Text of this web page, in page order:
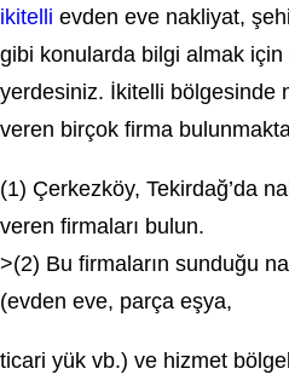
ikitelli evden eve nakliyat,
gibi konularda bilgi almak için
yerdesiniz. İkitelli bölgesinde
veren birçok firma
(1) Çerkezköy, Tekirdağ’da
veren firmaları bulun.
>(2) Bu firmaların sunduğu
(evden eve, parça eşya,
ticari yük vb.) ve hizmet